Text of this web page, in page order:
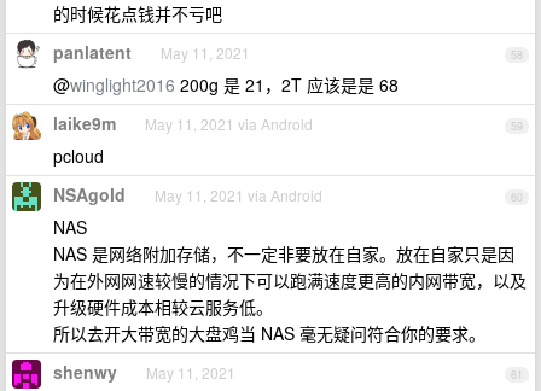
的时候花点钱并不亏吧
58
panlatent May 11, 2021
@winglight2016 200g 是 21，2T 应该是是 68
59
laike9m May 11, 2021 via Android
pcloud
60
NSAgold May 11, 2021 via Android
NAS
NAS 是网络附加存储，不一定非要放在自家。放在自家只是因
为在外网网速较慢的情况下可以跑满速度更高的内网带宽，以及
升级硬件成本相较云服务低。
所以去开大带宽的大盘鸡当 NAS 毫无疑问符合你的要求。
61
shenwy May 11, 2021